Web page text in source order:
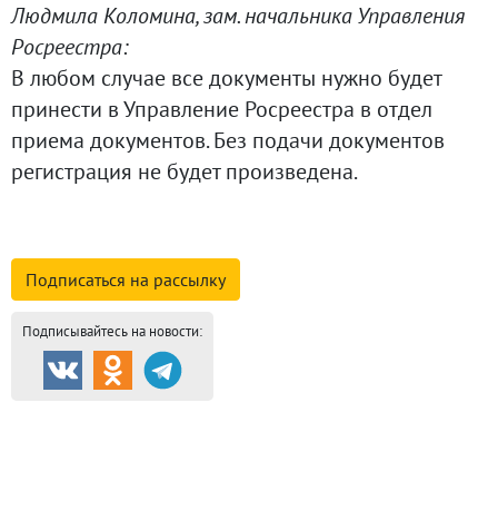
Людмила Коломина, зам. начальника Управления
Росреестра:
В любом случае все документы нужно будет
принести в Управление Росреестра в отдел
приема документов. Без подачи документов
регистрация не будет произведена.
Подписаться на рассылку
Подписывайтесь на новости: